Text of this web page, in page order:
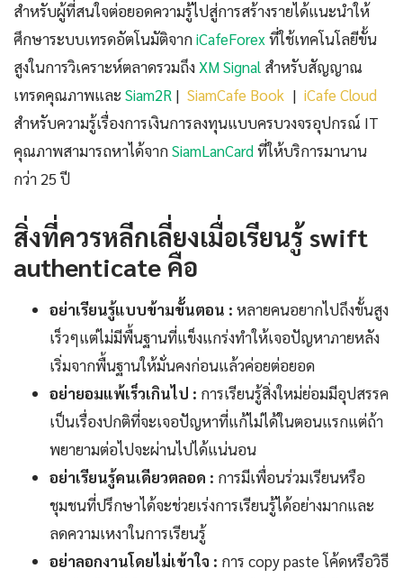
สำหรับผู้ที่สนใจต่อยอดความรู้ไปสู่การสร้างรายได้แนะนำให้
ศึกษาระบบเทรดอัตโนมัติจากiCafeForex ที่ใช้เทคโนโลยีขั้น
สูงในการวิเคราะห์ตลาดรวมถึง XM Signal สำหรับสัญญาณ
เทรดคุณภาพและ Siam2R | SiamCafe Book | iCafe Cloud
สำหรับความรู้เรื่องการเงินการลงทุนแบบครบวงจรอุปกรณ์ IT
คุณภาพสามารถหาได้จากSiamLanCardที่ให้บริการมานาน
กว่า 25 ปี
สิ่งที่ควรหลีกเลี่ยงเมื่อเรียนรู้ swift
authenticate คือ
อย่าเรียนรู้แบบข้ามขั้นตอน : หลายคนอยากไปถึงขั้นสูง
เร็วๆแต่ไม่มีพื้นฐานที่แข็งแกร่งทำให้เจอปัญหาภายหลัง
เริ่มจากพื้นฐานให้มั่นคงก่อนแล้วค่อยต่อยอด
อย่ายอมแพ้เร็วเกินไป : การเรียนรู้สิ่งใหม่ย่อมมีอุปสรรค
เป็นเรื่องปกติที่จะเจอปัญหาที่แก้ไม่ได้ในตอนแรกแต่ถ้า
พยายามต่อไปจะผ่านไปได้แน่นอน
อย่าเรียนรู้คนเดียวตลอด : การมีเพื่อนร่วมเรียนหรือ
ชุมชนที่ปรึกษาได้จะช่วยเร่งการเรียนรู้ได้อย่างมากและ
ลดความเหงาในการเรียนรู้
อย่าลอกงานโดยไม่เข้าใจ : การ copy paste โค้ดหรือวิธี